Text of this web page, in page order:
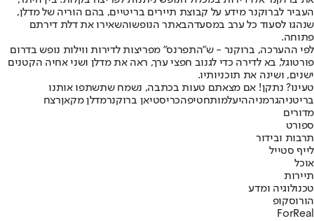
העביר לברוקנר מידע על קבוצת תיירים בריטיים, בהם הוריה של מדלן,
שנהגו לסעוד כל ערב במסעדהבאתר הנופשוהשאירו את דלת דירתם
פתוחה.
לפי ההערכה, ברוקנר - ש״התפרנס״ מפריצות לדירות ווילות נופש בדרום
פורטוגל, בא לדירה כדי לגנוב חפצי ערך, ראה את מדלן ושני אחיה הקטנים
ישנים, ושינה את תוכניותיו.
טעינו? נתקן! אם מצאתם טעות בכתבה, נשמח שתשתפו אותנו
בריטניהגרמניההיעלמותחטיפהכריסטיאן ברוקנרמדלן מקאןרצח
מדורים
ספורט
תרבות ובידור
לייף סטייל
אוכל
תיירות
טכנולוגיה ומדע
הורוסקופ
ForReal